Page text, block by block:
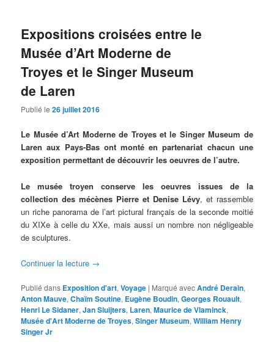
Expositions croisées entre le
Musée d’Art Moderne de
Troyes et le Singer Museum
de Laren
Publié le26 juillet 2016
Le Musée d’Art Moderne de Troyes et le Singer Museum de
Laren aux Pays-Bas ont monté en partenariat chacun une
exposition permettant de découvrir les oeuvres de l’autre.
Le musée troyen conserve les oeuvres issues de la
collection des mécènes Pierre et Denise Lévy, et rassemble
un riche panorama de l’art pictural français de la seconde moitié
du XIXe à celle du XXe, mais aussi un nombre non négligeable
de sculptures.
Continuer la lecture →
Publié dans Exposition d'art,Voyage | Marqué avecAndré Derain,
Anton Mauve,Chaïm Soutine, Eugène Boudin,Georges Rouault,
Henri Le Sidaner,Jan Sluijters, Laren,Maurice de Vlaminck,
Musée d'Art Moderne de Troyes,Singer Museum,William Henry
Singer Jr